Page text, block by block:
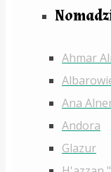
Ahmar
Ana
Andora
Glazur